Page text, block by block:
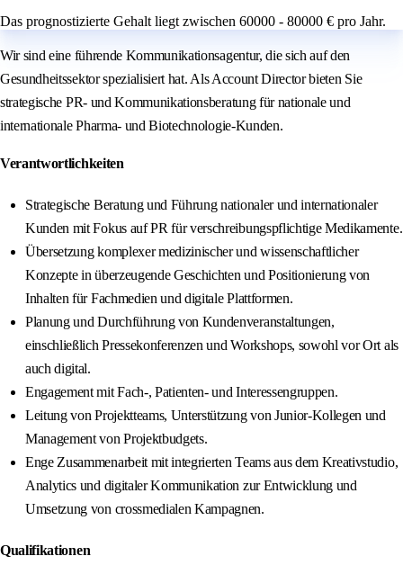
Das prognostizierte Gehalt liegt zwischen 60000 - 80000 € pro Jahr.
Wir sind eine führende Kommunikationsagentur, die sich auf den
Gesundheitssektor spezialisiert hat. Als Account Director bieten Sie
strategische PR- und Kommunikationsberatung für nationale und
internationale Pharma- und Biotechnologie-Kunden.
Verantwortlichkeiten
Strategische Beratung und Führung nationaler und internationaler
Kunden mit Fokus auf PR für verschreibungspflichtige Medikamente.
Übersetzung komplexer medizinischer und wissenschaftlicher
Konzepte in überzeugende Geschichten und Positionierung von
Inhalten für Fachmedien und digitale Plattformen.
Planung und Durchführung von Kundenveranstaltungen,
einschließlich Pressekonferenzen und Workshops, sowohl vor Ort als
auch digital.
Engagement mit Fach-, Patienten- und Interessengruppen.
Leitung von Projektteams, Unterstützung von Junior-Kollegen und
Management von Projektbudgets.
Enge Zusammenarbeit mit integrierten Teams aus dem Kreativstudio,
Analytics und digitaler Kommunikation zur Entwicklung und
Umsetzung von crossmedialen Kampagnen.
Qualifikationen